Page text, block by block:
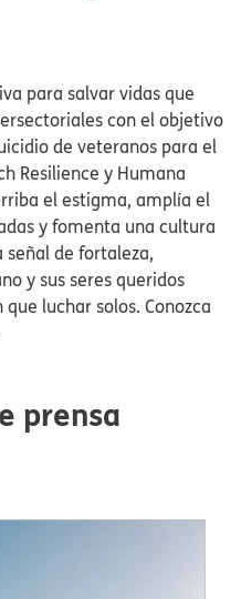
para salvar vidas que
con el objetivo
de veteranos para el
Resilience y Humana
el estigma, amplía el
y fomenta una cultura
señal de fortaleza,
y sus seres queridos
luchar solos. Conozca
prensa